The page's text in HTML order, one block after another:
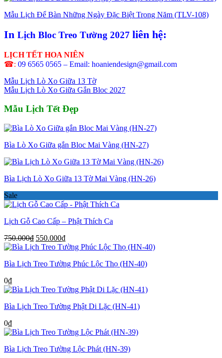
Mẫu Lịch Để Bàn Những Ngày Đặc Biệt Trong Năm (TLV-108)
In Lịch Bloc Treo Tường 2027 liên hệ:
LỊCH TẾT HOA NIÊN
☎: 09 6565 0565 – Email: hoaniendesign@gmail.com
Mẫu Lịch Lò Xo Giữa 13 Tờ
Mẫu Lịch Lò Xo Giữa Gắn Bloc 2027
Mẫu Lịch Tết Đẹp
Bìa Lò Xo Giữa gắn Bloc Mai Vàng (HN-27)
Bìa Lịch Lò Xo Giữa 13 Tờ Mai Vàng (HN-26)
Sale
Lịch Gỗ Cao Cấp – Phật Thích Ca
750.000₫ Giá
gốc
750.000₫.
550.000₫Giá
hiện
là:
Bìa Lịch Treo Tường Phúc Lộc Thọ (HN-40)
0₫
Bìa Lịch Treo Tường Phật Di Lặc (HN-41)
0₫
Bìa Lịch Treo Tường Lộc Phát (HN-39)